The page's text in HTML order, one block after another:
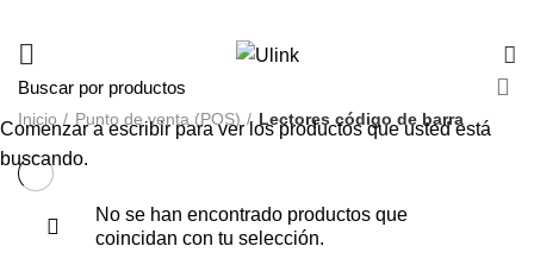
Inicio Punto de venta (POS) Lectores código de barra
No se han encontrado productos que
coincidan con tu selección.
Comenzar a escribir para ver los productos que usted está
buscando.